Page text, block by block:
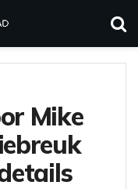
Mike